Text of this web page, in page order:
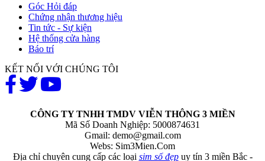
Góc Hỏi đáp
Chứng nhận thương hiệu
Tin tức - Sự kiện
Hệ thống cửa hàng
Báo trí
KẾT NỐI VỚI CHÚNG TÔI
CÔNG TY TNHH TMDV VIỄN THÔNG 3 MIỀN
Mã Số Doanh Nghiệp: 5000874631
Gmail: demo@gmail.com
Webs: Sim3Mien.Com
Địa chỉ chuyên cung cấp các loại sim số đẹpuy tín 3 miền Bắc -